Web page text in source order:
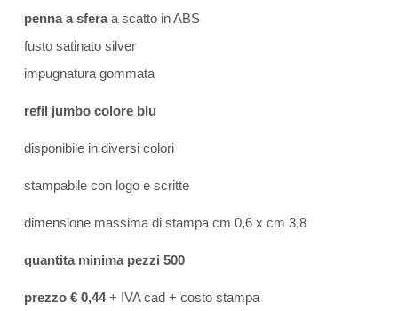
penna a sferaa scatto in ABS
fusto satinato silver
impugnatura gommata
refil jumbo colore blu
disponibile in diversi colori
stampabile con logo e scritte
dimensione massima di stampa cm 0,6 x cm 3,8
quantita minima pezzi 500
prezzo € 0,44+ IVA cad + costo stampa